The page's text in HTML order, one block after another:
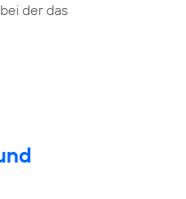
der das